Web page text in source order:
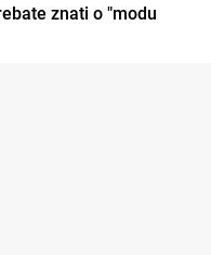
znati o "modu